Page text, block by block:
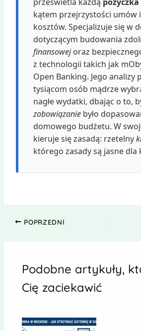
kątem przejrzystości umów
kosztów. Specjalizuje się w
dotyczącym budowania
finansowejoraz
z technologii takich jak
Open Banking. Jego analizy
tysiącom osób mądrze
nagłe wydatki, dbając o to,
zobowiązaniebyło
domowego budżetu. W
kieruje się zasadą: rzetelny
którego zasady są jasne dla
POPRZEDNI
Podobne artykuły,
Cię zaciekawić